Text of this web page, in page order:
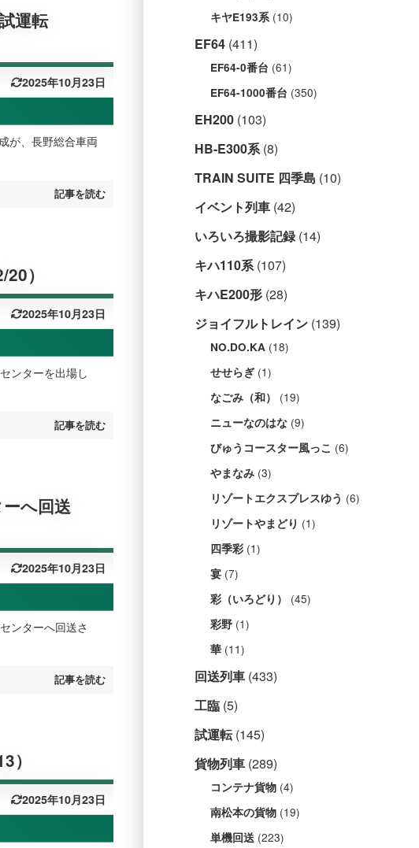
運転
2025年10月23日
が、長野総合車両
記事を読む
）
2025年10月23日
ンターを出場し
記事を読む
へ回送
2025年10月23日
ンターへ回送さ
記事を読む
）
2025年10月23日
キヤE193系(10)
EF64 (411)
EF64-0番台 (61)
EF64-1000番台 (350)
EH200 (103)
HB-E300系(8)
TRAIN SUITE 四季島 (10)
イベント列車 (42)
いろいろ撮影記録(14)
キハ110系(107)
キハE200形 (28)
ジョイフルトレイン (139)
NO.DO.KA (18)
せせらぎ (1)
なごみ（和） (19)
ニューなのはな (9)
びゅうコースター風っこ (6)
やまなみ (3)
リゾートエクスプレスゆう (6)
リゾートやまどり (1)
四季彩 (1)
宴 (7)
彩（いろどり） (45)
彩野 (1)
華 (11)
回送列車 (433)
工臨 (5)
試運転(145)
貨物列車 (289)
コンテナ貨物 (4)
南松本の貨物 (19)
単機回送 (223)